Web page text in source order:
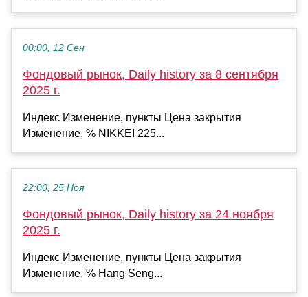
00:00, 12 Сен
Фондовый рынок, Daily history за 8 сентября
2025 г.
Индекс Изменение, пункты Цена закрытия
Изменение, % NIKKEI 225...
22:00, 25 Ноя
Фондовый рынок, Daily history за 24 ноября
2025 г.
Индекс Изменение, пункты Цена закрытия
Изменение, % Hang Seng...